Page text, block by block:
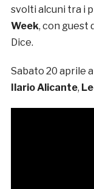
svolti alcuni tra i
Week, con guest
Dice.
Sabato 20 aprile
Ilario Alicante,